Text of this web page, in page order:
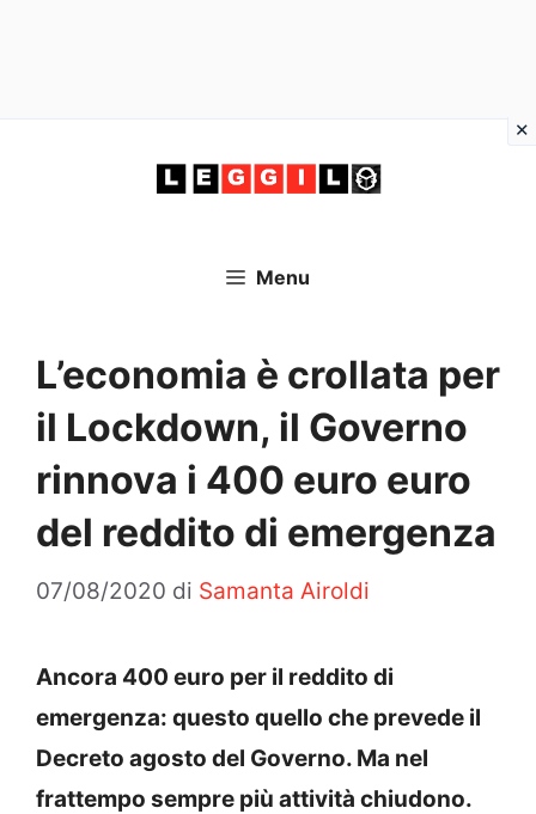
Menu
L’economia è crollata per
il Lockdown, il Governo
rinnova i 400 euro euro
del reddito di emergenza
07/08/2020 di Samanta Airoldi
Ancora 400 euro per il reddito di
emergenza: questo quello che prevede il
Decreto agosto del Governo. Ma nel
frattempo sempre più attività chiudono.